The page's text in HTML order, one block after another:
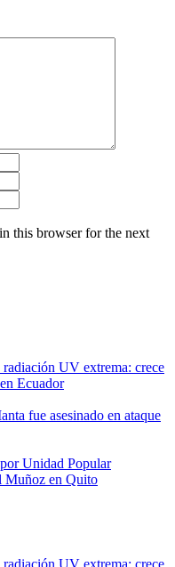
this browser for the next
UV extrema: crece
Ecuador
fue asesinado en ataque
Unidad Popular
Muñoz en Quito